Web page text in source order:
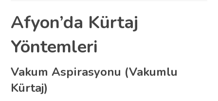
Afyon’da Kürtaj
Yöntemleri
Vakum Aspirasyonu (Vakumlu
Kürtaj)